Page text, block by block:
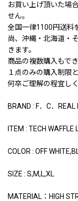
お買い上げ頂いた場
せん。
全国一律1100円送料
尚、沖縄・北海道・
きます。
商品の複数購入もでき
１点のみの購入制限
何卒ご理解の程宜し
BRAND : F．C．REAL
ITEM : TECH WAFFLE
COLOR : OFF
SIZE : S,M,L,XL
MATERIAL：HIGH